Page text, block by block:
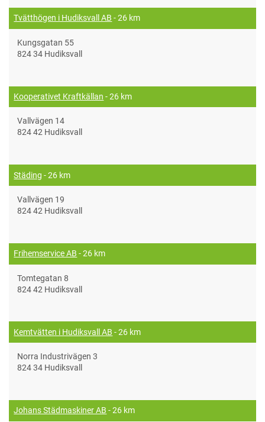
Tvätthögen i Hudiksvall AB - 26 km
Kungsgatan 55
824 34 Hudiksvall
Kooperativet Kraftkällan - 26 km
Vallvägen 14
824 42 Hudiksvall
Städing - 26 km
Vallvägen 19
824 42 Hudiksvall
Frihemservice AB - 26 km
Tomtegatan 8
824 42 Hudiksvall
Kemtvätten i Hudiksvall AB - 26 km
Norra Industrivägen 3
824 34 Hudiksvall
Johans Städmaskiner AB - 26 km